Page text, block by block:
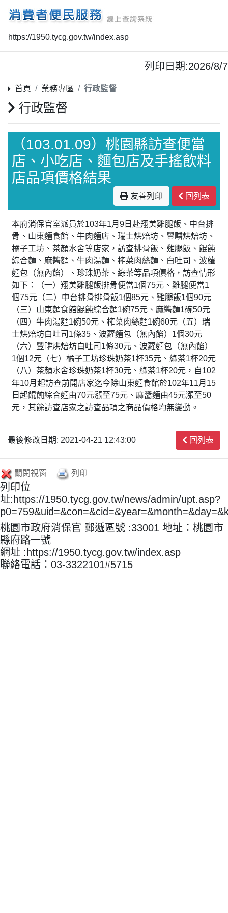
https://1950.tycg.gov.tw/index.asp
列印日期:2026/8/7
首頁 業務專區 行政監督
行政監督
（103.01.09）桃園縣訪查便當
店、小吃店、麵包店及手搖飲料
店品項價格結果
友善列印 回列表
本府消保官室派員於103年1月9日赴翔美雞腿飯、中台排
骨、山東麵食館、牛肉麵店、瑞士烘焙坊、豐疄烘焙坊、
橘子工坊、茶顏水舍等店家，訪查排骨飯、雞腿飯、餛飩
綜合麵、麻醬麵、牛肉湯麵、榨菜肉絲麵、白吐司、波蘿
麵包（無內餡）、珍珠奶茶、綠茶等品項價格，訪查情形
如下：（一）翔美雞腿飯排骨便當1個75元、雞腿便當1
個75元（二）中台排骨排骨飯1個85元、雞腿飯1個90元
（三）山東麵食館餛飩綜合麵1碗75元、麻醬麵1碗50元
（四）牛肉湯麵1碗50元、榨菜肉絲麵1碗60元（五）瑞
士烘焙坊白吐司1條35、波蘿麵包（無內餡）1個30元
（六）豐疄烘焙坊白吐司1條30元、波蘿麵包（無內餡）
1個12元（七）橘子工坊珍珠奶茶1杯35元、綠茶1杯20元
（八）茶顏水舍珍珠奶茶1杯30元、綠茶1杯20元，自102
年10月起訪查前開店家迄今除山東麵食館於102年11月15
日起餛飩綜合麵由70元漲至75元、麻醬麵由45元漲至50
元，其餘訪查店家之訪查品項之商品價格均無變動。
最後修改日期: 2021-04-21 12:43:00 回列表
關閉視窗 列印
列印位
址:https://1950.tycg.gov.tw/news/admin/upt.asp?
桃園市政府消保官 郵遞區號 :33001 地址：桃園市
縣府路一號
網址 :https://1950.tycg.gov.tw/index.asp
聯絡電話：03-3322101#5715